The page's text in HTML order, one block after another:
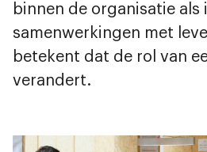
binnen de organisatie als
samenwerkingen met
betekent dat de rol van
verandert.